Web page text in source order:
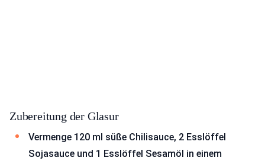
Zubereitung der Glasur
Vermenge 120 ml süße Chilisauce, 2 Esslöffel
Sojasauce und 1 Esslöffel Sesamöl in einem